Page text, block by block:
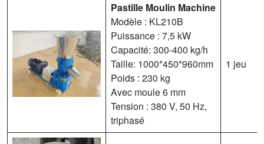
Pastille Moulin Machine
Modèle : KL210B
Puissance : 7,5 kW
Capacité: 300-400 kg/h
Taille: 1000*450*960mm
Poids : 230 kg
Avec moule 6 mm
Tension : 380 V, 50 Hz,
triphasé
1 jeu